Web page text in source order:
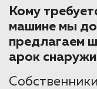
Кому
машине мы
предлагаем
арок